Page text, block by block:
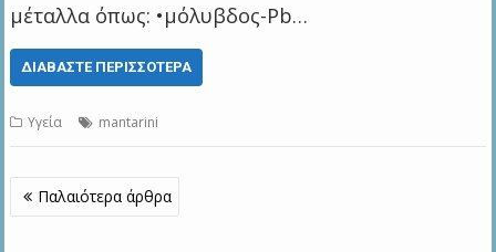
μέταλλα όπως: •μόλυβδος-Pb…
ΔΙΑΒΆΣΤΕ ΠΕΡΙΣΣΌΤΕΡΑ
Υγεία mantarini
Πλοήγηση
άρθρων
Παλαιότερα άρθρα